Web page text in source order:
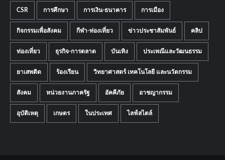
CSR การศึกษา การเงิน-ธนาคาร การเมือง
กิจกรรมเพื่อสังคม กีฬา-ท่องเที่ยว ข่าวประชาสัมพันธ์ คลิป
ท่องเที่ยว ธุรกิจ-การตลาด บันเทิง ประเพณีและวัฒนธรรม
ยาเสพติด ร้องเรียน วิทยาศาสตร์ เทคโนโลยี และนวัตกรรม
สังคม หน่วยงานภาครัฐ อัคคีภัย อาชญากรรม
อุบัติเหตุ เกษตร ในประเทศ ไลฟ์สไตล์